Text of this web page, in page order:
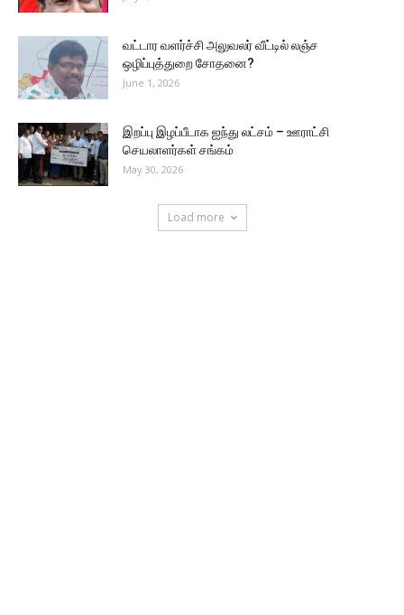
வட்டார வளர்ச்சி அலுவலர் வீட்டில் லஞ்ச
ஒழிப்புத்துறை சோதனை?
June 1, 2026
இறப்பு இழப்பீடாக ஐந்து லட்சம் – ஊராட்சி
செயலாளர்கள் சங்கம்
May 30, 2026
Load more